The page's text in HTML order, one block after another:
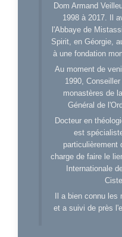
Dom Armand
1998 à 2017. Il
l'Abbaye de
Spirit, en Géorgie,
à une fondation
Au moment de
1990,
monastères de
Général de
Docteur en
est
particulièrement
charge de faire le
Internationale
Il a bien connu
et a suivi de près